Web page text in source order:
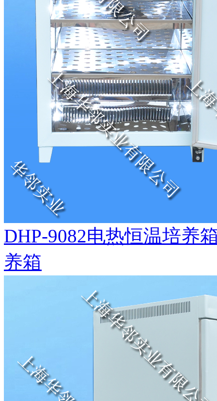
DHP-9082电热恒温培养
养箱